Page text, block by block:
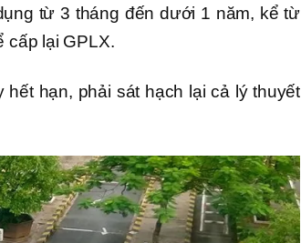
từ 3 tháng đến dưới 1 năm, kể từ
cấp lại GPLX.
hạn, phải sát hạch lại cả lý thuyết